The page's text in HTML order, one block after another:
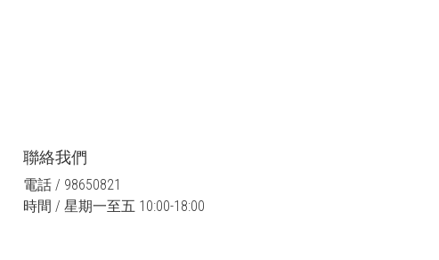
聯絡我們
電話 / 98650821
時間 / 星期一至五 10:00-18:00